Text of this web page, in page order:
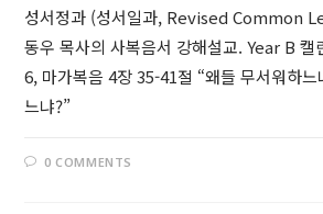
성서정과 (성서일과, Revised Common
동우 목사의 사복음서 강해설교. Year B
6, 마가복음 4장 35-41절 “왜들 무서워하느
느냐?”
0 COMMENTS